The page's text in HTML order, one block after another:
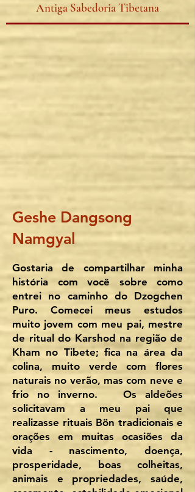
Antiga Sabedoria Tibetana
Geshe Dangsong
Namgyal
Gostaria de compartilhar minha
história com você sobre como
entrei no caminho do Dzogchen
Puro. Comecei meus estudos
muito jovem com meu pai, mestre
de ritual do Karshod na região de
Kham no Tibete; fica na área da
colina, muito verde com flores
naturais no verão, mas com neve e
frio no inverno. Os aldeões
solicitavam a meu pai que
realizasse rituais Bön tradicionais e
orações em muitas ocasiões da
vida - nascimento, doença,
prosperidade, boas colheitas,
animais e propriedades, saúde,